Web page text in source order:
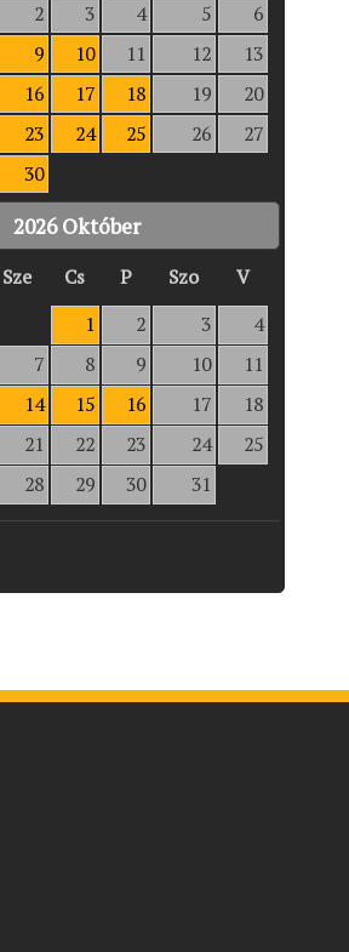
2 3 4 5
6
9 10 11 12
13
16 17 18 19
20
23 24 25 26
27
30
2026Október
Sze Cs P Szo
V
1
2 3
4
7 8 9 10
11
14 15 16 17
18
21 22 23 24
25
28 29 30 31